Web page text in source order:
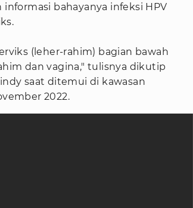
bahayanya infeksi HPV
(leher-rahim) bagian bawah
dan vagina," tulisnya dikutip
saat ditemui di kawasan
2022.